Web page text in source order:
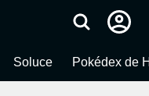
Soluce Pokédex de